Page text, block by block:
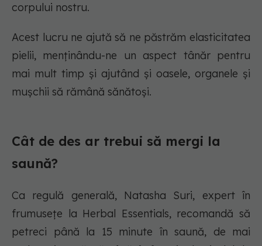
corpului nostru.
Acest lucru ne ajută să ne păstrăm elasticitatea
pielii, menținându-ne un aspect tânăr pentru
mai mult timp și ajutând și oasele, organele și
mușchii să rămână sănătoși.
Cât de des ar trebui să mergi la
saună?
Ca regulă generală, Natasha Suri, expert în
frumusețe la Herbal Essentials, recomandă să
petreci până la 15 minute în saună, de mai